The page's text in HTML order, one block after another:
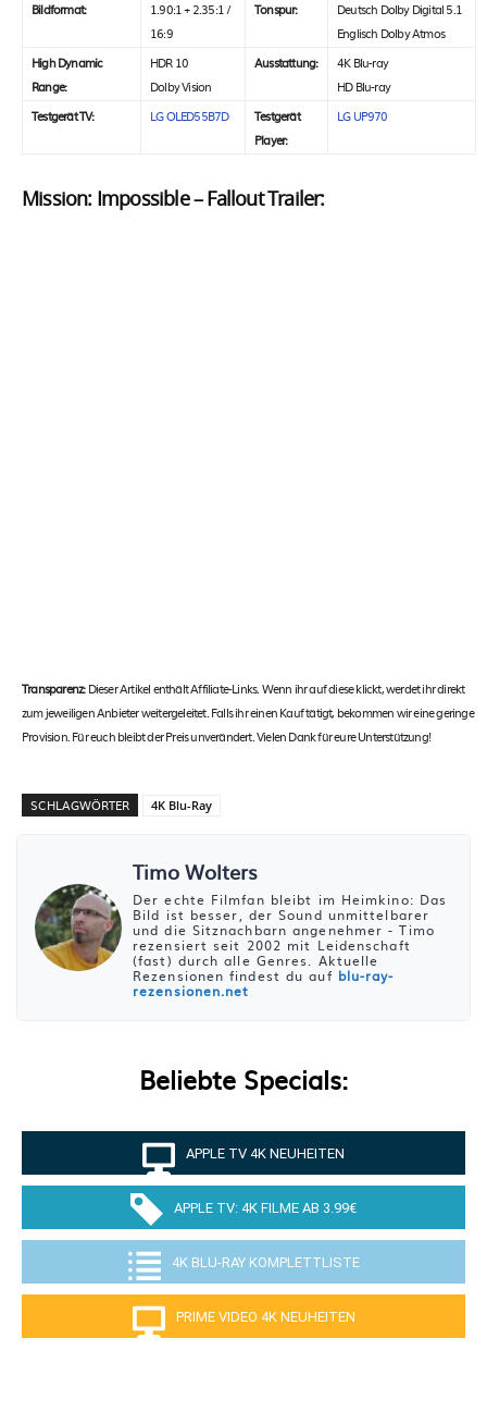
Bildformat:
1.90:1 + 2.35:1 /
16:9
Tonspur:
Deutsch Dolby Digital 5.1
Englisch Dolby Atmos
High Dynamic
Range:
HDR 10
Dolby Vision
Ausstattung:
4K Blu-ray
HD Blu-ray
Testgerät TV:
LG OLED55B7D
Testgerät
Player:
LG UP970
Mission: Impossible – Fallout Trailer:
Transparenz:Dieser Artikel enthält Affiliate-Links. Wenn ihr auf diese klickt, werdet ihr direkt
zum jeweiligen Anbieter weitergeleitet. Falls ihr einen Kauf tätigt, bekommen wir eine geringe
Provision. Für euch bleibt der Preis unverändert. Vielen Dank für eure Unterstützung!
SCHLAGWÖRTER 4K Blu-Ray
Timo Wolters
Der echte Filmfan bleibt im Heimkino: Das
Bild ist besser, der Sound unmittelbarer
und die Sitznachbarn angenehmer - Timo
rezensiert seit 2002 mit Leidenschaft
(fast) durch alle Genres. Aktuelle
Rezensionen findest du auf blu-ray-
rezensionen.net
Beliebte Specials:
APPLE TV 4K NEUHEITEN
APPLE TV: 4K FILME AB 3.99€
4K BLU-RAY KOMPLETTLISTE
PRIME VIDEO 4K NEUHEITEN